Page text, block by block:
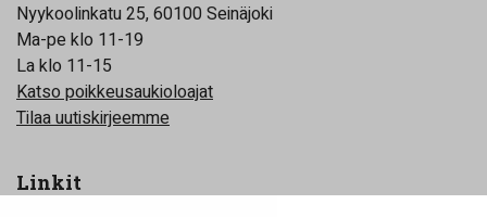
Nyykoolinkatu 25, 60100 Seinäjoki
Ma-pe klo 11-19
La klo 11-15
Katso poikkeusaukioloajat
Tilaa uutiskirjeemme
Linkit